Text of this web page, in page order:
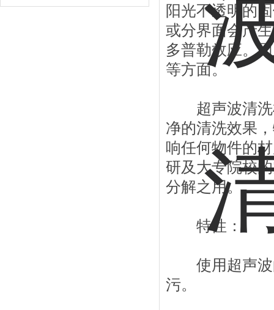
阳光不透明的
或分界面会产
多普勒效应。
等方面。
超声波清洗
净的清洗效果
响任何物件的
研及大专院校
分解之用。
特性：
使用超声波
污。